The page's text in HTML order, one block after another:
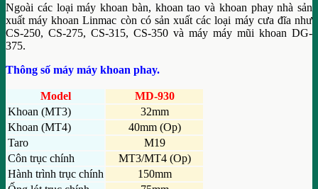
Ngoài các loại máy khoan bàn, khoan tao và khoan phay nhà sản
xuất máy khoan Linmac còn có sản xuất các loại máy cưa đĩa như
CS-250, CS-275, CS-315, CS-350 và máy máy mũi khoan DG-
375.
Thông số máy máy khoan phay.
Model
MD-930
Khoan (MT3)
32mm
Khoan (MT4)
40mm (Op)
Taro
M19
Côn trục chính
MT3/MT4 (Op)
Hành trình trục chính
150mm